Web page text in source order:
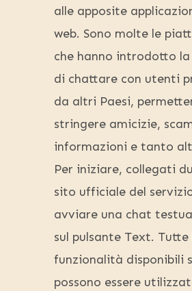
alle apposite
web. Sono molte le
che hanno introdotto
di chattare con utenti
da altri Paesi,
stringere amicizie,
informazioni e tanto
Per iniziare, collegati
sito ufficiale del
avviare una chat
sul pulsante Text. Tutte
funzionalità disponibili
possono essere